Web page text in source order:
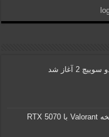
2 آغاز شد
لپ‌تاپ HP OMEN 16 نسخه Valorant با RTX 5070